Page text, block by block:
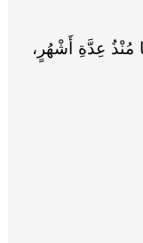
مُنْذُ عِدَّةِ أَشْهُرٍ،